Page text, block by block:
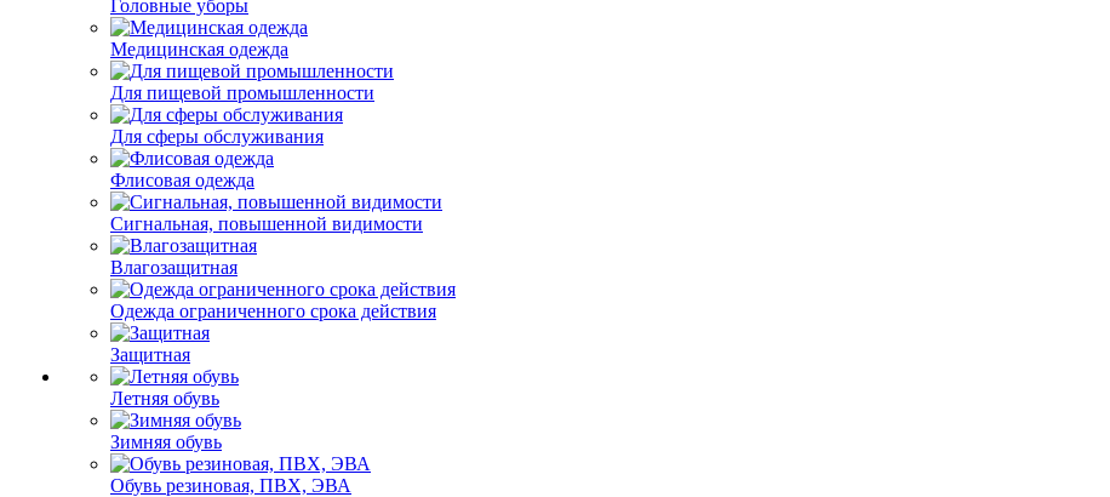
Головные уборы
Медицинская одежда
Для пищевой промышленности
Для сферы обслуживания
Флисовая одежда
Сигнальная, повышенной видимости
Влагозащитная
Одежда ограниченного срока действия
Защитная
Летняя обувь
Зимняя обувь
Обувь резиновая, ПВХ, ЭВА